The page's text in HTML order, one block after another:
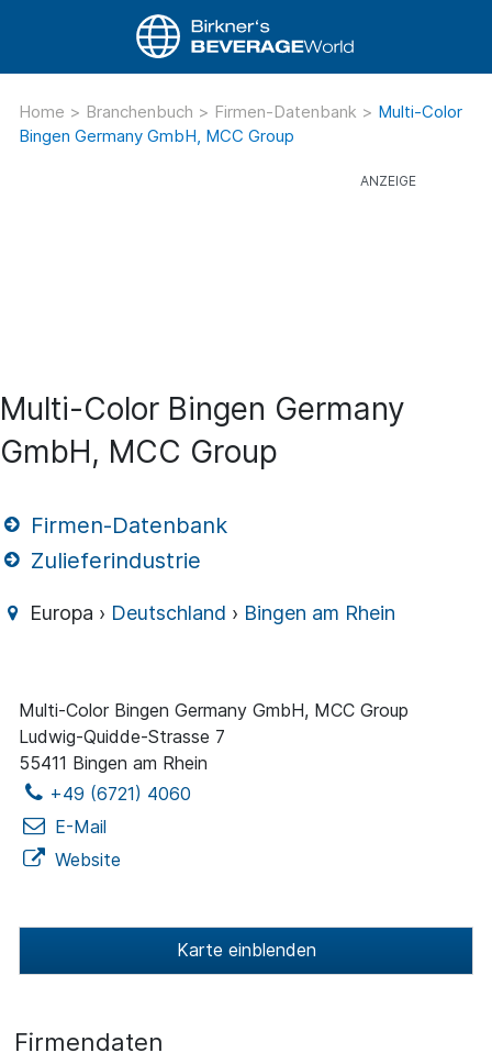
Home > Branchenbuch > Firmen-Datenbank > Multi-Color
Bingen Germany GmbH, MCC Group
Multi-Color Bingen Germany
GmbH, MCC Group
Firmen-Datenbank
Zulieferindustrie
Europa › Deutschland › Bingen am Rhein
Multi-Color Bingen Germany GmbH, MCC Group
Ludwig-Quidde-Strasse 7
55411 Bingen am Rhein
+49 (6721) 4060
E-Mail
Website
Karte einblenden
Firmendaten